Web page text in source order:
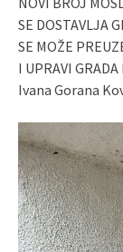
SE DOSTAVLJA
SE MOŽE
I UPRAVI
Ivana Gorana